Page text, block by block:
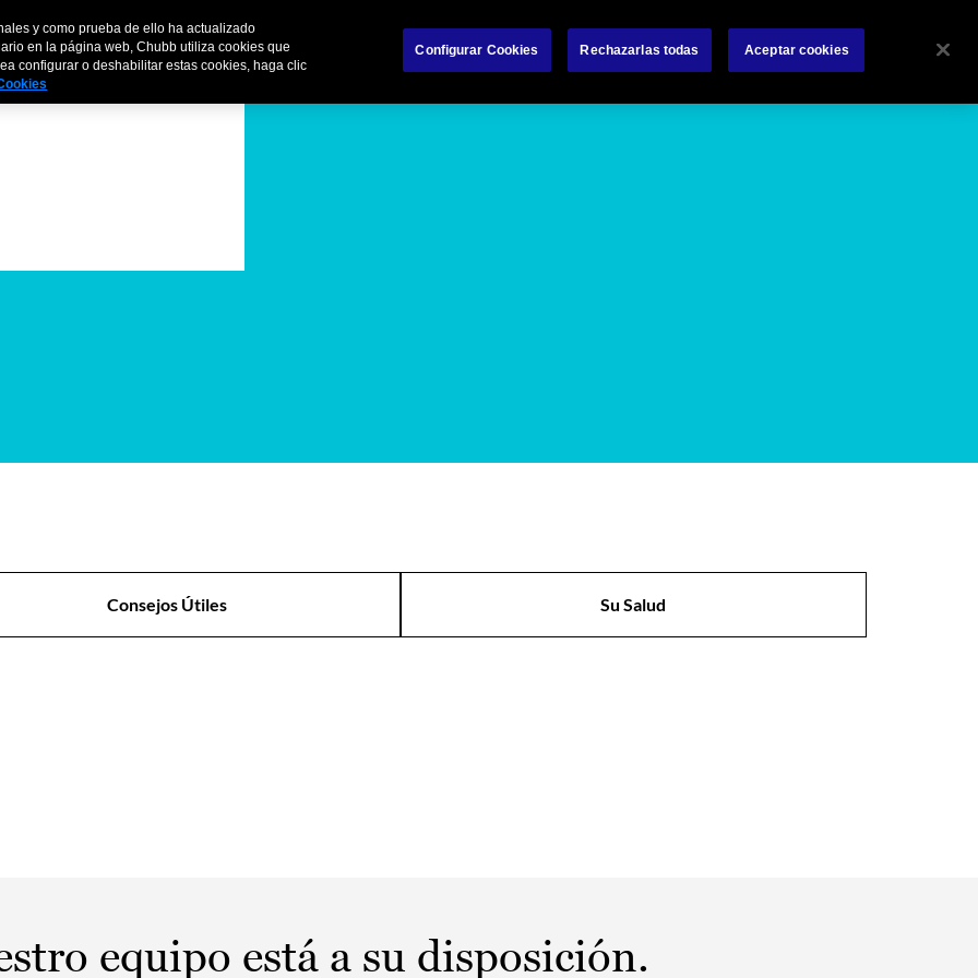
Sobre Nosotros Productos
Consejos Útiles
Su Salud
equipo está a su disposición.
y como prueba de ello ha actualizado
en la página web, Chubb utiliza cookies que
configurar o deshabilitar estas cookies, haga clic
Configurar Cookies Rechazarlas todas Aceptar cookies